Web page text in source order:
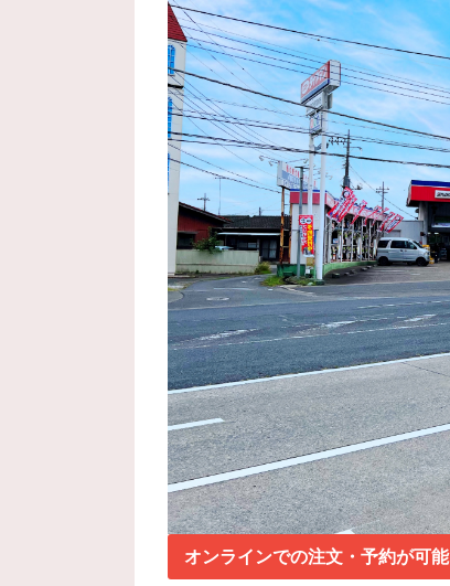
オンラインでの注文・予約が可能